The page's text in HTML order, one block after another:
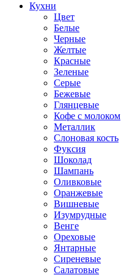
Кухни
Цвет
Белые
Черные
Желтые
Красные
Зеленые
Серые
Бежевые
Глянцевые
Кофе с молоком
Металлик
Слоновая кость
Фуксия
Шоколад
Шампань
Оливковые
Оранжевые
Вишневые
Изумрудные
Венге
Ореховые
Янтарные
Сиреневые
Салатовые